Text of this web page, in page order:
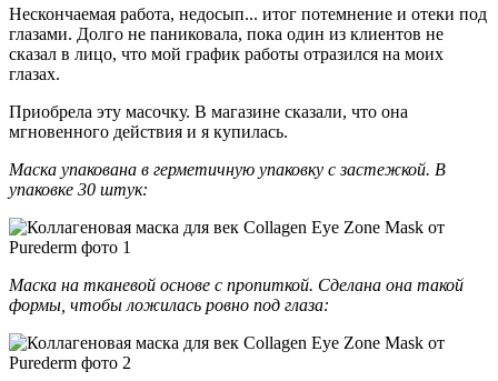
Нескончаемая работа, недосып... итог потемнение и отеки под
глазами. Долго не паниковала, пока один из клиентов не
сказал в лицо, что мой график работы отразился на моих
глазах.
Приобрела эту масочку. В магазине сказали, что она
мгновенного действия и я купилась.
Маска упакована в герметичную упаковку с застежкой. В
упаковке 30 штук:
Маска на тканевой основе с пропиткой. Сделана она такой
формы, чтобы ложилась ровно под глаза: